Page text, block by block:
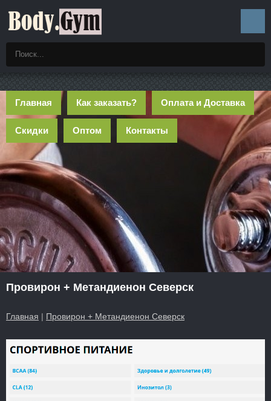
Главная Как заказать? Оплата и Доставка
Скидки Оптом Контакты
Провирон + Метандиенон Северск
Главная | Провирон + Метандиенон Северск